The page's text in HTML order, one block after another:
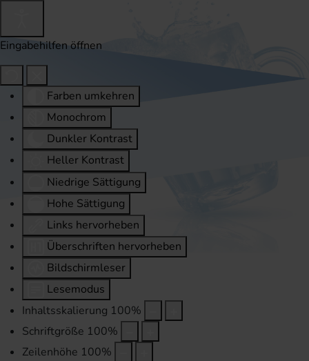
Eingabehilfen öffnen
Farben umkehren
Monochrom
Dunkler Kontrast
Heller Kontrast
Niedrige Sättigung
Hohe Sättigung
Links hervorheben
Überschriften hervorheben
Bildschirmleser
Lesemodus
Inhaltsskalierung 100%
Schriftgröße 100%
Zeilenhöhe 100%